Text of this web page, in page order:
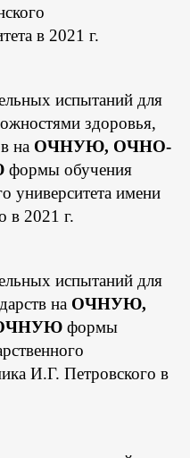
в 2021 г.
испытаний для
здоровья,
на ОЧНУЮ, ОЧНО-
формы обучения
университета имени
в 2021 г.
испытаний для
на ОЧНУЮ,
формы
И.Г. Петровского в